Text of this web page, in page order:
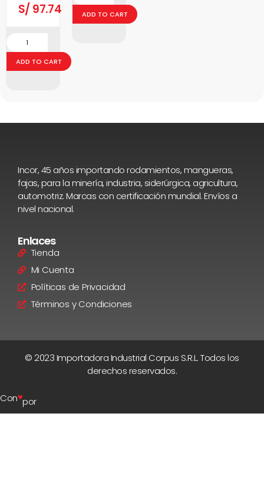
S/ 97.74
ADD TO CART
ADD TO CART
Incor, 45 años importando rodamientos, mangueras,
fajas, para la minería, industria, siderúrgica, agricultura,
automotriz. Marcas con certificación mundial. Envíos a
nivel nacional.
Enlaces
Tienda
Mi Cuenta
Políticas de Privacidad
Términos y Condiciones
© 2023 Importadora Industrial Corpus S.R.L. Todos los
derechos reservados.
Con♥por